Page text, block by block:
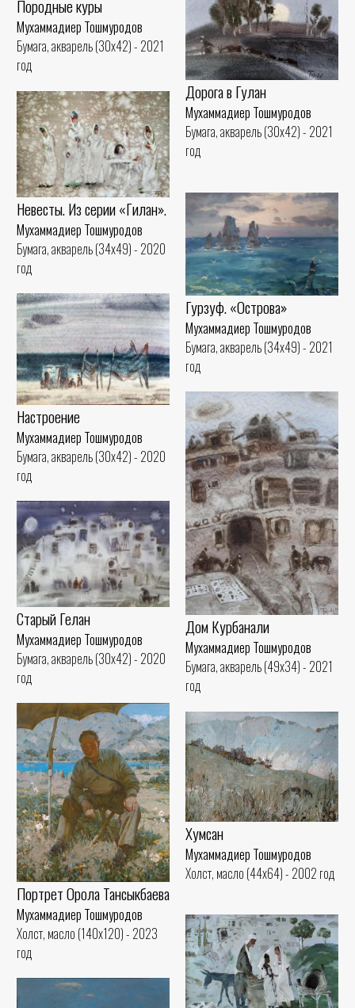
Породные куры
Мухаммадиер Тошмуродов
Бумага, акварель (30x42) - 2021
год
Дорога в Гулан
Мухаммадиер Тошмуродов
Бумага, акварель (30x42) - 2021
год
Невесты. Из серии «Гилан».
Мухаммадиер Тошмуродов
Бумага, акварель (34x49) - 2020
год
Гурзуф. «Острова»
Мухаммадиер Тошмуродов
Бумага, акварель (34x49) - 2021
год
Настроение
Мухаммадиер Тошмуродов
Бумага, акварель (30x42) - 2020
год
Дом Курбанали
Мухаммадиер Тошмуродов
Бумага, акварель (49x34) - 2021
год
Старый Гелан
Мухаммадиер Тошмуродов
Бумага, акварель (30x42) - 2020
год
Портрет Орола Тансыкбаева
Мухаммадиер Тошмуродов
Холст, масло (140x120) - 2023
год
Хумсан
Мухаммадиер Тошмуродов
Холст, масло (44x64) - 2002 год